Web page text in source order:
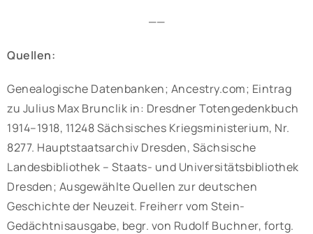
——
Quellen:
Genealogische Datenbanken; Ancestry.com; Eintrag
zu Julius Max Brunclik in: Dresdner Totengedenkbuch
1914–1918, 11248 Sächsisches Kriegsministerium, Nr.
8277. Hauptstaatsarchiv Dresden, Sächsische
Landesbibliothek – Staats- und Universitätsbibliothek
Dresden; Ausgewählte Quellen zur deutschen
Geschichte der Neuzeit. Freiherr vom Stein-
Gedächtnisausgabe, begr. von Rudolf Buchner, fortg.